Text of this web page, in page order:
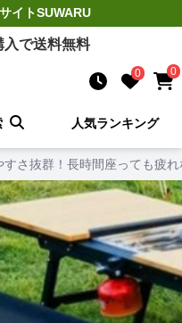
イトSUWARU
で送料無料
0 0
人気ランキング
すさ抜群！長時間座っても疲